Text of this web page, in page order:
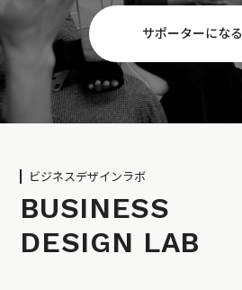
サポーターになる
ビジネスデザインラボ
BUSINESS
DESIGN LAB